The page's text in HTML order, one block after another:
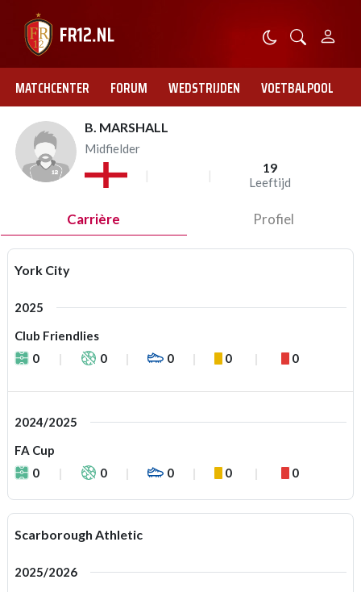
MATCHCENTER FORUM WEDSTRIJDEN VOETBALPOOL
B. MARSHALL
Midfielder
19
Leeftijd
Carrière Profiel
York City
2025
Club Friendlies
0
0 0 0 0
2024/2025
FA Cup
0
0 0 0 0
Scarborough Athletic
2025/2026